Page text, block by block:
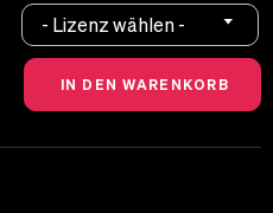
- Lizenz wählen -